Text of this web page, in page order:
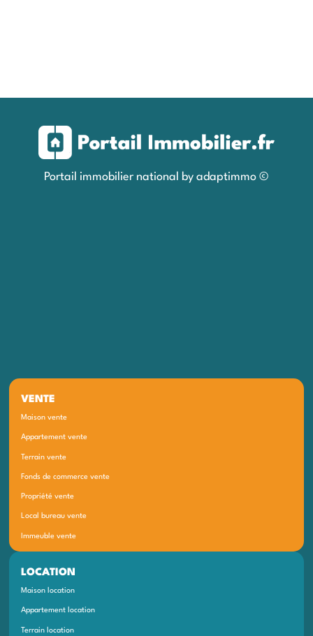
Portail immobilier national by adaptimmo ©
VENTE
Maison vente
Appartement vente
Terrain vente
Local bureau vente
Immeuble vente
Fonds de commerce vente
Propriété vente
LOCATION
Maison location
Appartement location
Terrain location